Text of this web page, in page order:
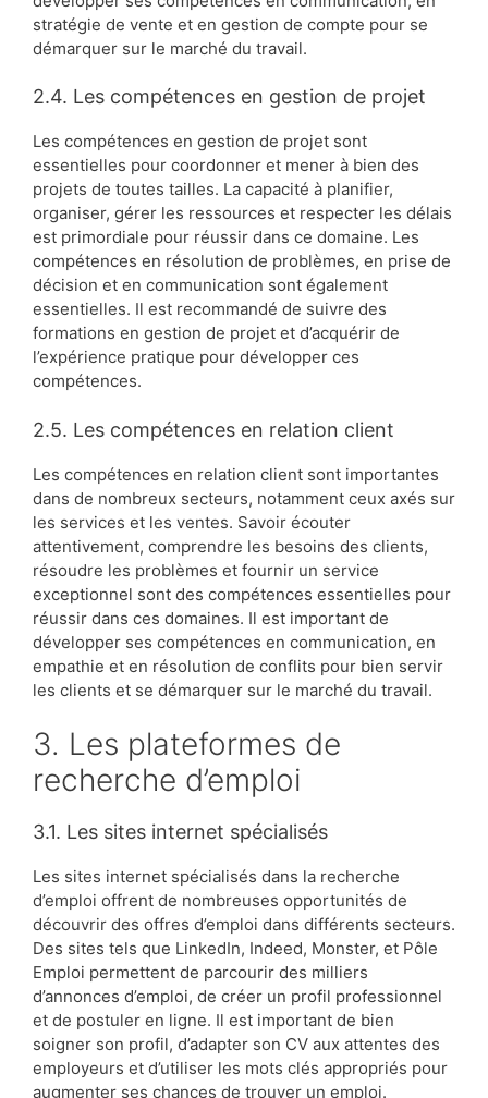
stratégie de vente et en gestion de compte pour se
démarquer sur le marché du travail.
2.4. Les compétences en gestion de projet
Les compétences en gestion de projet sont
essentielles pour coordonner et mener à bien des
projets de toutes tailles. La capacité à planifier,
organiser, gérer les ressources et respecter les délais
est primordiale pour réussir dans ce domaine. Les
compétences en résolution de problèmes, en prise de
décision et en communication sont également
essentielles. Il est recommandé de suivre des
formations en gestion de projet et d’acquérir de
l’expérience pratique pour développer ces
compétences.
2.5. Les compétences en relation client
Les compétences en relation client sont importantes
dans de nombreux secteurs, notamment ceux axés sur
les services et les ventes. Savoir écouter
attentivement, comprendre les besoins des clients,
résoudre les problèmes et fournir un service
exceptionnel sont des compétences essentielles pour
réussir dans ces domaines. Il est important de
développer ses compétences en communication, en
empathie et en résolution de conflits pour bien servir
les clients et se démarquer sur le marché du travail.
3. Les plateformes de
recherche d’emploi
3.1. Les sites internet spécialisés
Les sites internet spécialisés dans la recherche
d’emploi offrent de nombreuses opportunités de
découvrir des offres d’emploi dans différents secteurs.
Des sites tels que LinkedIn, Indeed, Monster, et Pôle
Emploi permettent de parcourir des milliers
d’annonces d’emploi, de créer un profil professionnel
et de postuler en ligne. Il est important de bien
soigner son profil, d’adapter son CV aux attentes des
employeurs et d’utiliser les mots clés appropriés pour
augmenter ses chances de trouver un emploi.